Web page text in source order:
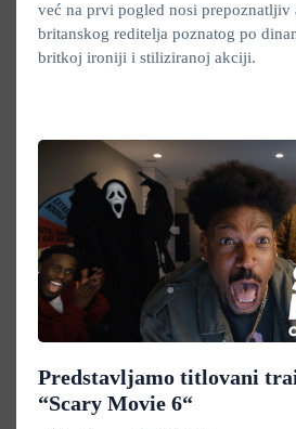
već na prvi pogled nosi prepoznatljiv
britanskog reditelja poznatog po
britkoj ironiji i stiliziranoj akciji.
Predstavljamo titlovani
“Scary Movie 6“